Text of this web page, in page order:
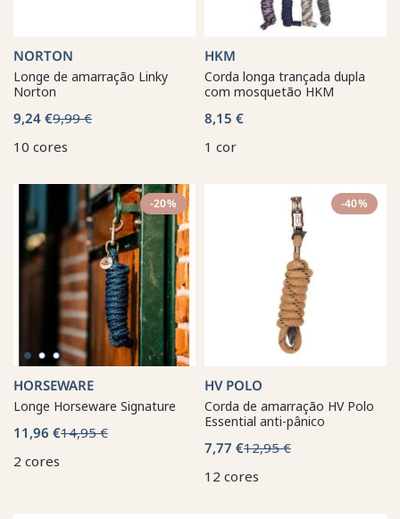
NORTON
Longe de amarração Linky
Norton
9,24 €9,99 €
10 cores
HKM
Corda longa trançada dupla
com mosquetão HKM
8,15 €
1 cor
-20%
HORSEWARE
Longe Horseware Signature
11,96 €14,95 €
2 cores
-40%
HV POLO
Corda de amarração HV Polo
Essential anti-pânico
7,77 €12,95 €
12 cores